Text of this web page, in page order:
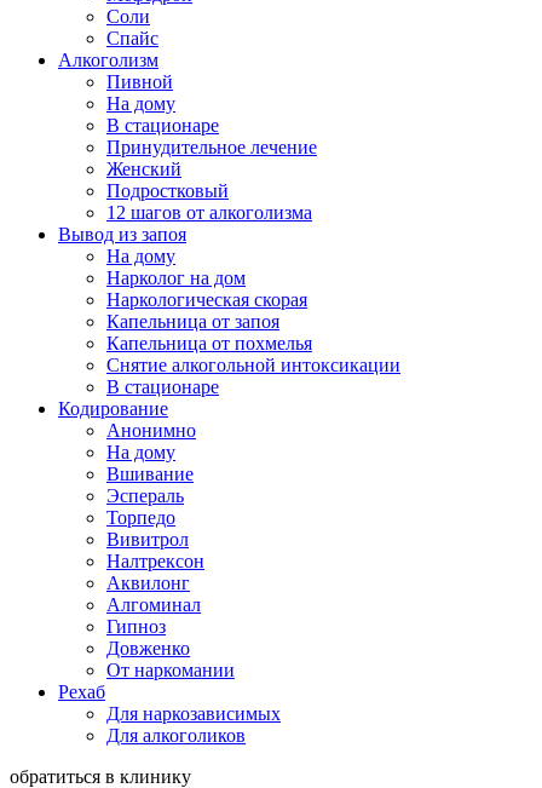
Соли
Спайс
Алкоголизм
Пивной
На дому
В стационаре
Принудительное лечение
Женский
Подростковый
12 шагов от алкоголизма
Вывод из запоя
На дому
Нарколог на дом
Наркологическая скорая
Капельница от запоя
Капельница от похмелья
Снятие алкогольной интоксикации
В стационаре
Кодирование
Анонимно
На дому
Вшивание
Эспераль
Торпедо
Вивитрол
Налтрексон
Аквилонг
Алгоминал
Гипноз
Довженко
От наркомании
Рехаб
Для наркозависимых
Для алкоголиков
обратиться в клинику